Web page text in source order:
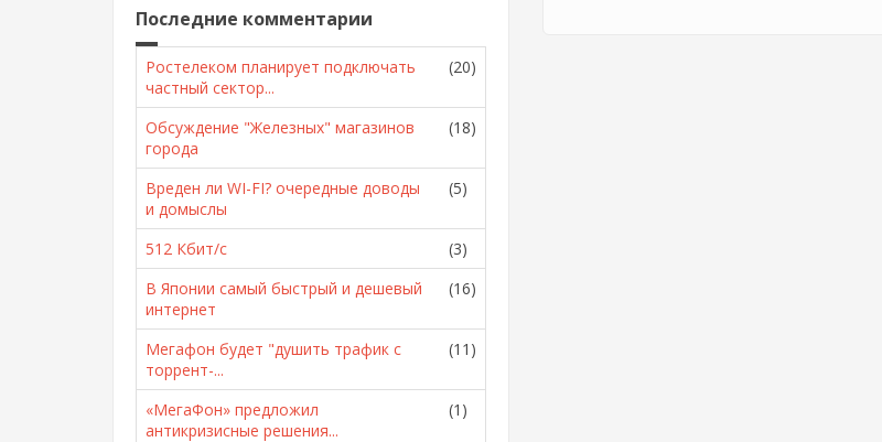
Последние комментарии
Ростелеком планирует подключать
частный сектор...
(20)
Обсуждение "Железных" магазинов
города
(18)
Вреден ли WI-FI? очередные доводы
и домыслы
(5)
512 Кбит/с
(3)
В Японии самый быстрый и дешевый
интернет
(16)
Мегафон будет "душить трафик с
торрент-...
(11)
«МегаФон» предложил
антикризисные решения...
(1)